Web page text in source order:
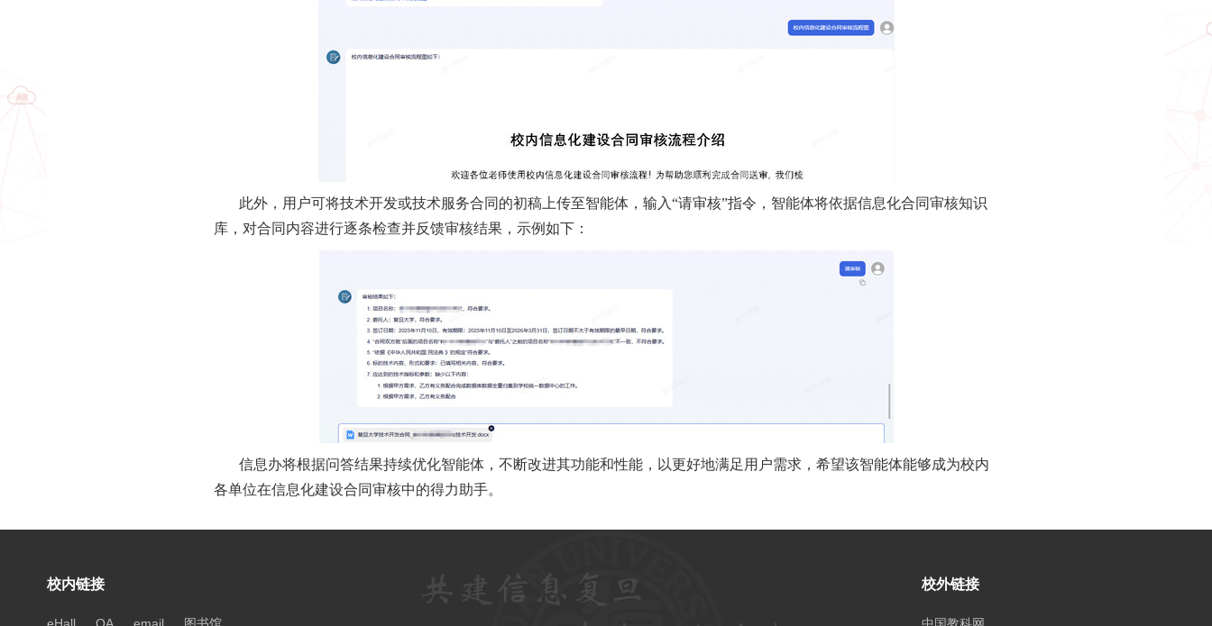
此外，用户可将技术开发或技术服务合同的初稿上传至智能体，输入“请审核”指令，智能体将依据信息化合同审核知识
库，对合同内容进行逐条检查并反馈审核结果，示例如下：
信息办将根据问答结果持续优化智能体 ， 不断改进其功能和性能，以更好地满足用户需求 ， 希望该智能体能够成为校内
各单位在信息化建设合同审核中的得力助手。
校内链接 校外链接